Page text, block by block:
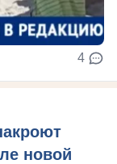
4
новой